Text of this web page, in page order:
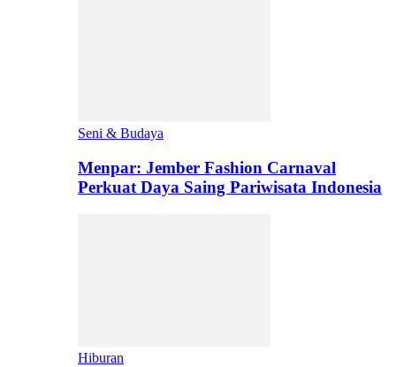
Seni & Budaya
Menpar: Jember Fashion Carnaval
Perkuat Daya Saing Pariwisata Indonesia
Hiburan